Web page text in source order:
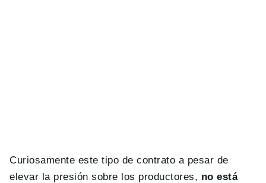
Curiosamente este tipo de contrato a pesar de
elevar la presión sobre los productores, no está